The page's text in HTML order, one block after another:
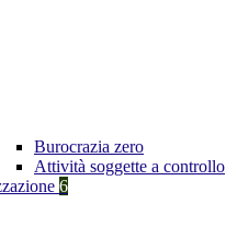
Burocrazia zero
Attività soggette a controllo
6